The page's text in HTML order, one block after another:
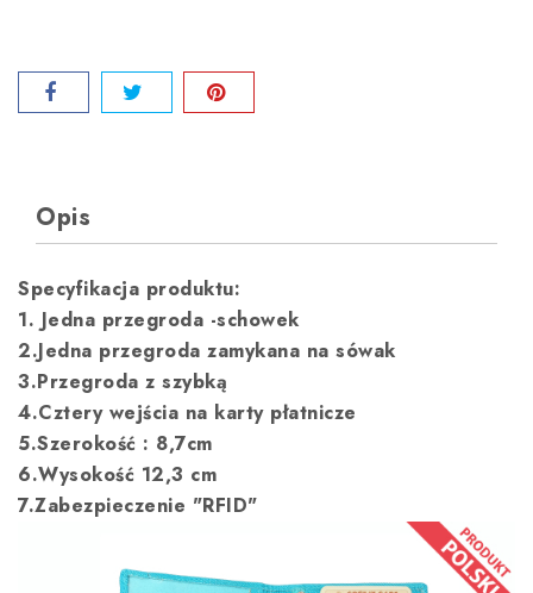
Opis
Specyfikacja produktu:
1. Jedna przegroda -schowek
2.Jedna przegroda zamykana na sówak
3.Przegroda z szybką
4.Cztery wejścia na karty płatnicze
5.Szerokość : 8,7cm
6.Wysokość 12,3 cm
7.Zabezpieczenie "RFID"